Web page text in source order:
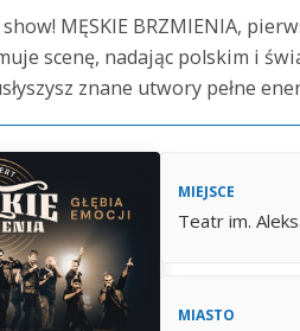
MĘSKIE BRZMIENIA,
scenę, nadając polskim i
znane utwory pełne
MIEJSCE
Teatr im.
MIASTO